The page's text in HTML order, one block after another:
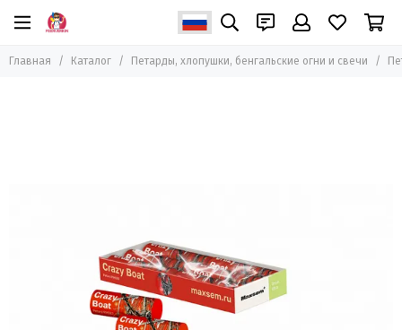
Петарды, хлопушки, бенгальские огни и свечи
Главная Каталог Петарды, хлопушки, бенгальские огни и свечи